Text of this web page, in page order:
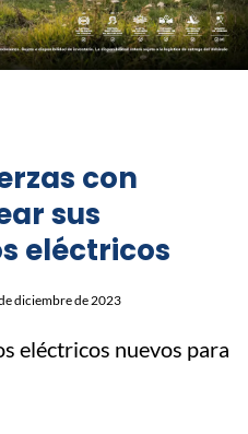
con
sus
eléctricos
diciembre de 2023